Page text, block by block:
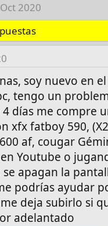
2020
soy nuevo en
tengo un
4 días me compre
xfx fatboy 590,
af, cougar
Youtube o
apagan la
podrías ayudar
deja subirlo si
adelantado